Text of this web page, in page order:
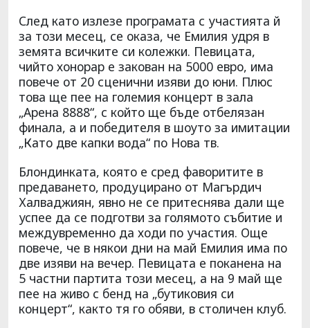
След като излезе програмата с участията й
за този месец, се оказа, че Емилия удря в
земята всичките си колежки. Певицата,
чийто хонорар е закован на 5000 евро, има
повече от 20 сценични изяви до юни. Плюс
това ще пее на големия концерт в зала
„Арена 8888“, с който ще бъде отбелязан
финала, а и победителя в шоуто за имитации
„Като две капки вода“ по Нова тв.
Блондинката, която е сред фаворитите в
предаването, продуцирано от Магърдич
Халваджиян, явно не се притеснява дали ще
успее да се подготви за голямото събитие и
междувременно да ходи по участия. Още
повече, че в някои дни на май Емилия има по
две изяви на вечер. Певицата е поканена на
5 частни партита този месец, а на 9 май ще
пее на живо с бенд на „бутиковия си
концерт“, както тя го обяви, в столичен клуб.